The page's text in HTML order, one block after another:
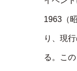
1963（
り、現
る。こ